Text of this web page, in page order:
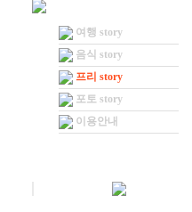
여행 story
음식 story
프리 story
포토 story
이용안내